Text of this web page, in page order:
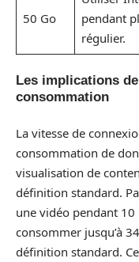
50 Go
pendant
régulier.
Les implications
consommation
La vitesse de
consommation de
visualisation de
définition standard.
une vidéo pendant
consommer jusqu’à
définition standard.